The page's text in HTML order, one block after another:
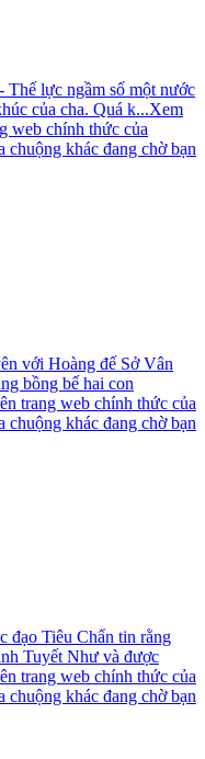
lực ngầm số một nước
của cha. Quá k...Xem
web chính thức của
khác đang chờ bạn
với Hoàng đế Sở Vân
bồng bế hai con
trang web chính thức của
khác đang chờ bạn
đạo Tiêu Chẩn tin rằng
Tuyết Như và được
trang web chính thức của
khác đang chờ bạn